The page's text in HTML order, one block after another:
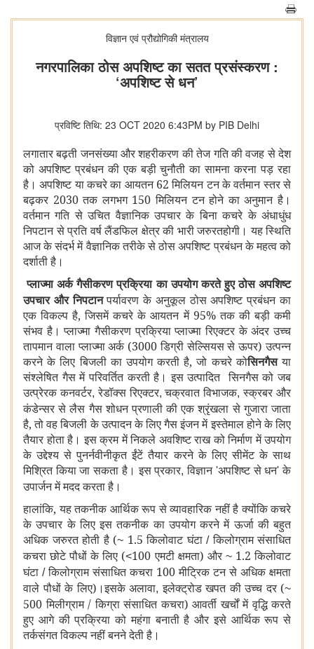
विज्ञान एवं प्रौद्योगिकी मंत्रालय
नगरपालिका ठोस अपशिष्ट का सतत प्रसंस्करण :
‘अपशिष्ट से धन’
प्रविष्टि तिथि: 23 OCT 2020 6:43PM by PIB Delhi
लगातार बढ़ती जनसंख्या और शहरीकरण की तेज गति की वजह से देश
को अपशिष्ट प्रबंधन की एक बड़ी चुनौती का सामना करना पड़ रहा
है। अपशिष्ट या कचरे का आयतन 62 मिलियन टन के वर्तमान स्तर से
बढ़कर 2030 तक लगभग 150 मिलियन टन होने का अनुमान है।
वर्तमान गति से उचित वैज्ञानिक उपचार के बिना कचरे के अंधाधुंध
निपटान से प्रति वर्ष लैंडफिल क्षेत्र की भारी जरुरतहोगी। यह स्थिति
आज के संदर्भ में वैज्ञानिक तरीके से ठोस अपशिष्ट प्रबंधन के महत्व को
दर्शाती है।
प्लाज्मा अर्क गैसीकरण प्रक्रिया का उपयोग करते हुए ठोस अपशिष्ट
उपचार और निपटानपर्यावरण के अनुकूल ठोस अपशिष्ट प्रबंधन का
एक विकल्प है, जिसमें कचरे के आयतन में 95% तक की बड़ी कमी
संभव है। प्लाज्मा गैसीकरण प्रक्रिया प्लाज्मा रिएक्टर के अंदर उच्च
तापमान वाला प्लाज्मा अर्क (3000 डिग्री सेल्सियस से ऊपर) उत्पन्न
करने के लिए बिजली का उपयोग करती है, जो कचरे कोसिनगैसया
संश्लेषित गैस में परिवर्तित करती है। इस उत्पादित सिनगैस को जब
उत्प्रेरक कनवर्टर,रेडॉक्स रिएक्टर,चक्रवात विभाजक,स्क्रबर और
कंडेन्सर से लैस गैस शोधन प्रणाली की एक श्रृंखला से गुजारा जाता
है, तो वह बिजली के उत्पादन के लिए गैस इंजन में इस्तेमाल होने के लिए
तैयार होता है। इस क्रम में निकले अवशिष्ट राख को निर्माण में उपयोग
के उद्देश्य से पुनर्नवीनीकृत ईंटें तैयार करने के लिए सीमेंट के साथ
मिश्रित किया जा सकता है। इस प्रकार,विज्ञान 'अपशिष्ट से धन'के
उपार्जन में मदद करता है।
हालांकि, यह तकनीक आर्थिक रूप से व्यावहारिक नहीं है क्योंकि कचरे
के उपचार के लिए इस तकनीक का उपयोग करने में ऊर्जा की बहुत
अधिक जरुरत होती है (~ 1.5 किलोवाट घंटा/किलोग्राम संसाधित
कचरा छोटे पौधों के लिए (<100 एमटी क्षमता) और ~ 1.2 किलोवाट
घंटा /किलोग्राम संसाधित कचरा 100 मीट्रिक टन से अधिक क्षमता
वाले पौधों के लिए)।इसके अलावा,इलेक्ट्रोड खपत की उच्च दर (~
500 मिलीग्राम / किग्रा संसाधित कचरा) आवर्ती खर्चों में वृद्धि करते
हुए आगे की प्रक्रिया को महंगा बनाती है और इसे आर्थिक रूप से
तर्कसंगत विकल्प नहीं बनने देती है।